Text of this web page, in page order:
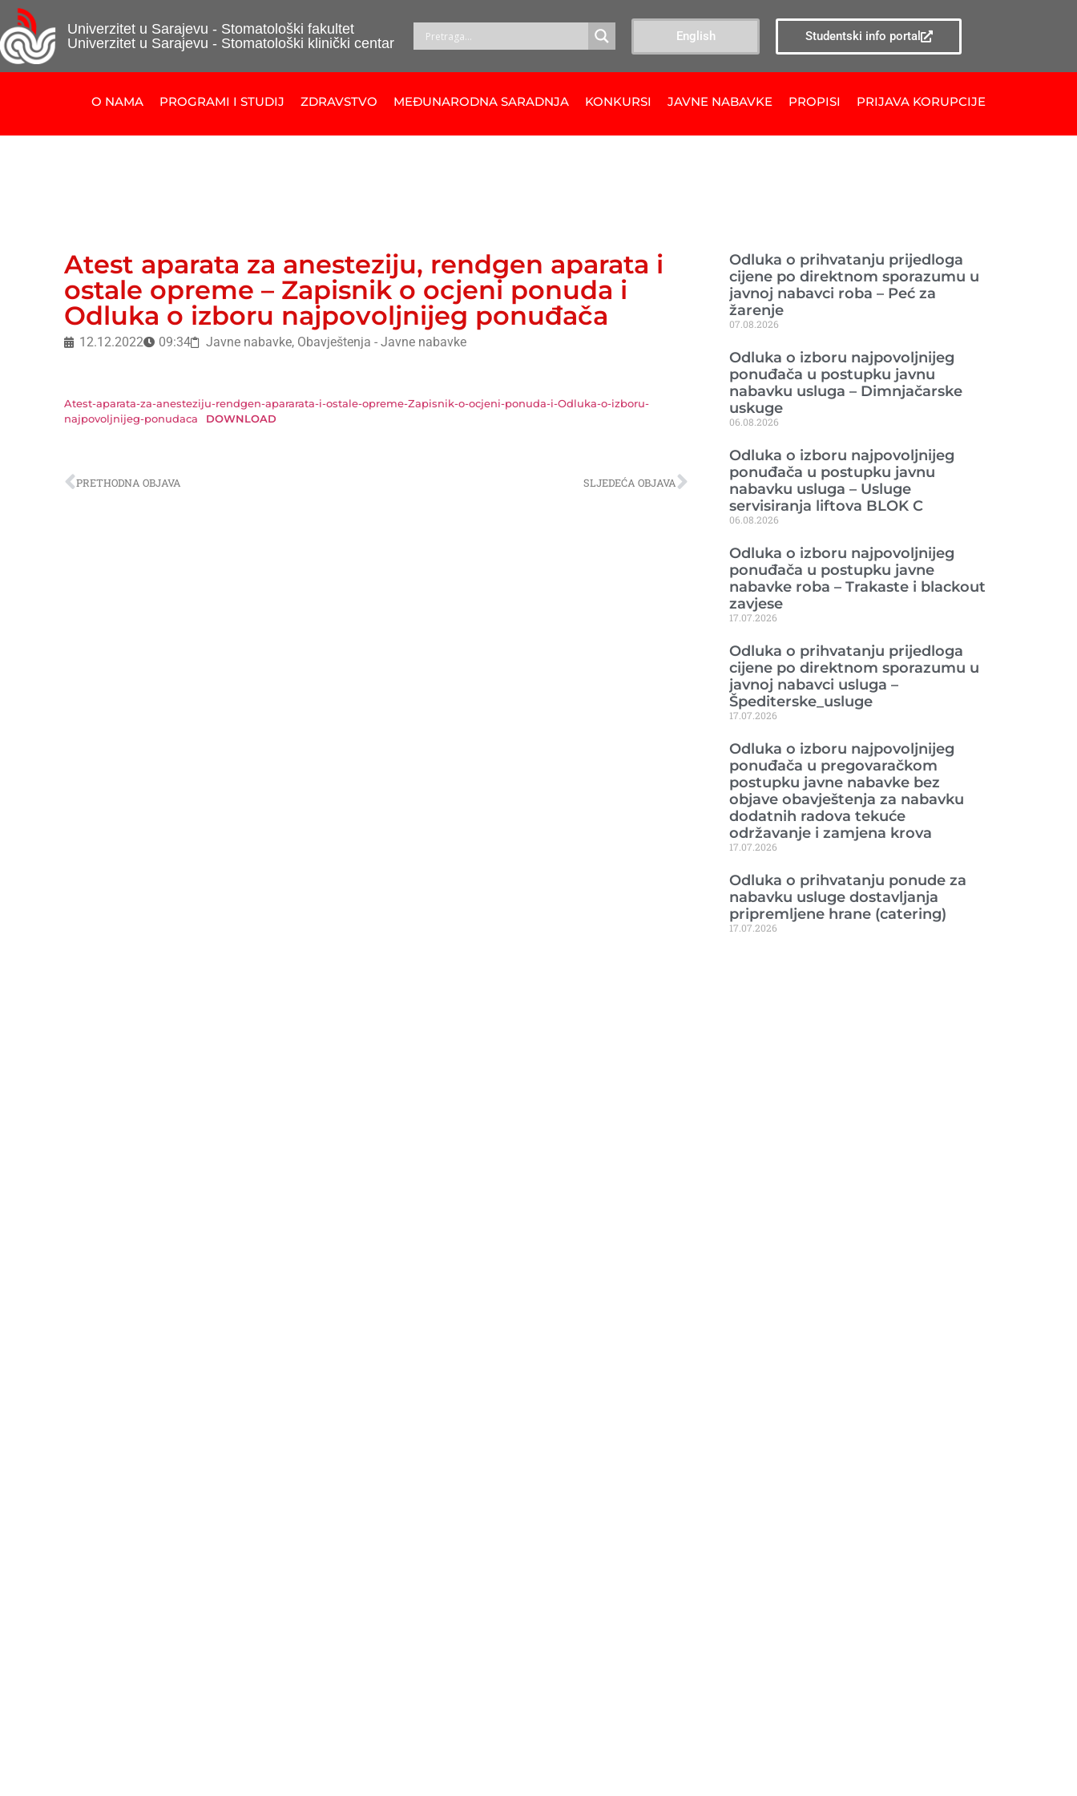
Univerzitet u Sarajevu - Stomatološki fakultet
Univerzitet u Sarajevu - Stomatološki klinički centar
English Studentski info portal
O NAMA PROGRAMI I STUDIJ ZDRAVSTVO MEĐUNARODNA SARADNJA KONKURSI JAVNE NABAVKE PROPISI PRIJAVA KORUPCIJE
Atest aparata za anesteziju, rendgen aparata i
ostale opreme – Zapisnik o ocjeni ponuda i
Odluka o izboru najpovoljnijeg ponuđača
12.12.2022 09:34 Javne nabavke, Obavještenja - Javne nabavke
Atest-aparata-za-anesteziju-rendgen-apararata-i-ostale-opreme-Zapisnik-o-ocjeni-ponuda-i-Odluka-o-izboru-
najpovoljnijeg-ponudaca
DOWNLOAD
PRETHODNA OBJAVA SLJEDEĆA OBJAVA
Odluka o prihvatanju prijedloga
cijene po direktnom sporazumu u
javnoj nabavci roba – Peć za
žarenje
07.08.2026
Odluka o izboru najpovoljnijeg
ponuđača u postupku javnu
nabavku usluga – Dimnjačarske
uskuge
06.08.2026
Odluka o izboru najpovoljnijeg
ponuđača u postupku javnu
nabavku usluga – Usluge
servisiranja liftova BLOK C
06.08.2026
Odluka o izboru najpovoljnijeg
ponuđača u postupku javne
nabavke roba – Trakaste i blackout
zavjese
17.07.2026
Odluka o prihvatanju prijedloga
cijene po direktnom sporazumu u
javnoj nabavci usluga –
Špediterske_usluge
17.07.2026
Odluka o izboru najpovoljnijeg
ponuđača u pregovaračkom
postupku javne nabavke bez
objave obavještenja za nabavku
dodatnih radova tekuće
održavanje i zamjena krova
17.07.2026
Odluka o prihvatanju ponude za
nabavku usluge dostavljanja
pripremljene hrane (catering)
17.07.2026